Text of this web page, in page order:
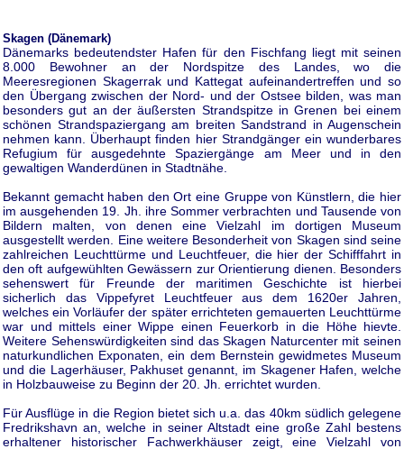
Skagen (Dänemark)
Dänemarks bedeutendster Hafen für den Fischfang liegt mit seinen
8.000 Bewohner an der Nordspitze des Landes, wo die
Meeresregionen Skagerrak und Kattegat aufeinandertreffen und so
den Übergang zwischen der Nord- und der Ostsee bilden, was man
besonders gut an der äußersten Strandspitze in Grenen bei einem
schönen Strandspaziergang am breiten Sandstrand in Augenschein
nehmen kann. Überhaupt finden hier Strandgänger ein wunderbares
Refugium für ausgedehnte Spaziergänge am Meer und in den
gewaltigen Wanderdünen in Stadtnähe.
Bekannt gemacht haben den Ort eine Gruppe von Künstlern, die hier
im ausgehenden 19. Jh. ihre Sommer verbrachten und Tausende von
Bildern malten, von denen eine Vielzahl im dortigen Museum
ausgestellt werden. Eine weitere Besonderheit von Skagen sind seine
zahlreichen Leuchttürme und Leuchtfeuer, die hier der Schifffahrt in
den oft aufgewühlten Gewässern zur Orientierung dienen. Besonders
sehenswert für Freunde der maritimen Geschichte ist hierbei
sicherlich das Vippefyret Leuchtfeuer aus dem 1620er Jahren,
welches ein Vorläufer der später errichteten gemauerten Leuchttürme
war und mittels einer Wippe einen Feuerkorb in die Höhe hievte.
Weitere Sehenswürdigkeiten sind das Skagen Naturcenter mit seinen
naturkundlichen Exponaten, ein dem Bernstein gewidmetes Museum
und die Lagerhäuser, Pakhuset genannt, im Skagener Hafen, welche
in Holzbauweise zu Beginn der 20. Jh. errichtet wurden.
Für Ausflüge in die Region bietet sich u.a. das 40km südlich gelegene
Fredrikshavn an, welche in seiner Altstadt eine große Zahl bestens
erhaltener historischer Fachwerkhäuser zeigt, eine Vielzahl von